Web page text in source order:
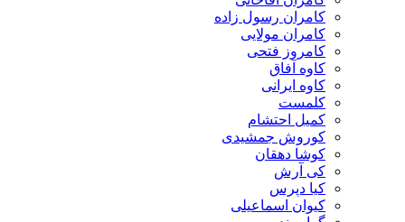
کامران رسول زاده
کامران مولایی
کامروز فتحی
کاوه آفاق
کاوه ایرانی
کلمست
کمیل احتشام
کوروش جمشیدی
کوشا دهقان
کی آرش
کیا دپرس
کیوان اسماعیلی